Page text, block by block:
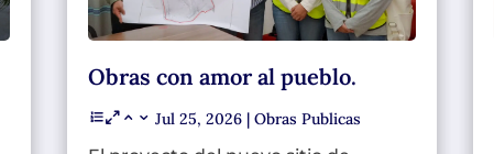
Obras con amor al pueblo.
Jul 25, 2026| Obras Publicas